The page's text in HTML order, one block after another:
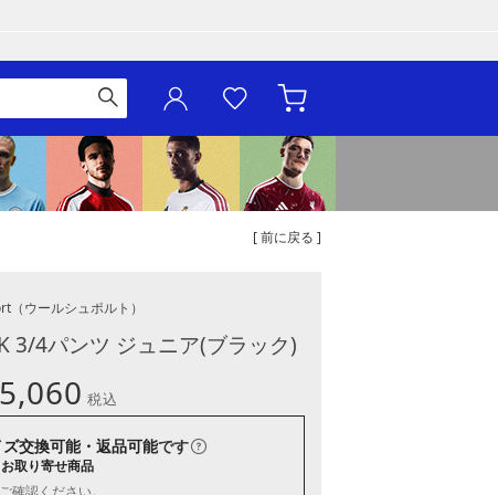
[ 前に戻る ]
（ウールシュポルト）
3/4パンツ ジュニア(ブラック)
5,060 税込
交換可能・返品可能です
お取り寄せ商品
確認ください。